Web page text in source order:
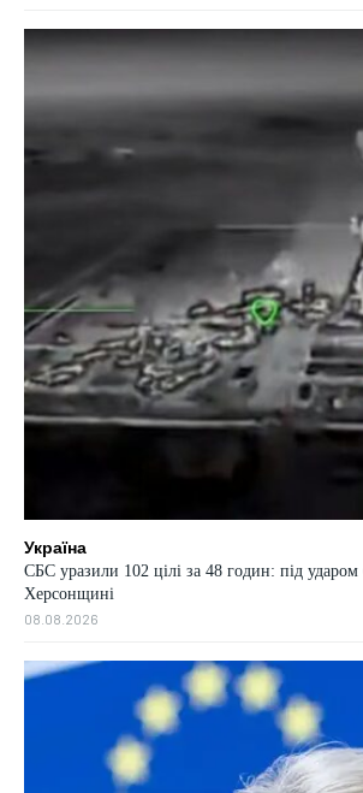
Україна
СБС уразили 102 цілі за 48 годин: під
Херсонщині
08.08.2026